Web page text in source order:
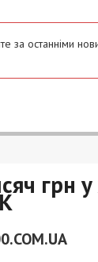
за останніми
грн